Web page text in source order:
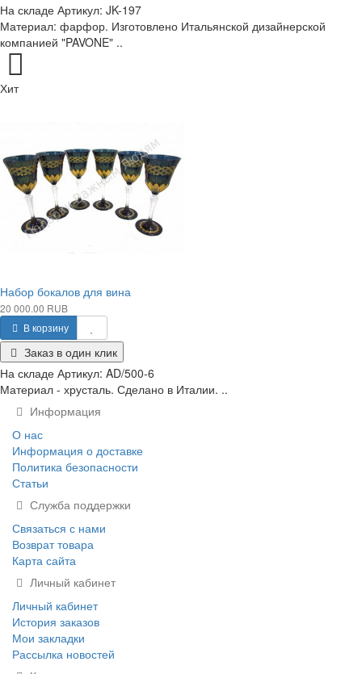
На складе Артикул: JK-197
Материал: фарфор. Изготовлено Итальянской дизайнерской
компанией "PAVONE" ..
Хит
Набор бокалов для вина
20 000.00 RUB
В корзину
Заказ в один клик
На складе Артикул: AD/500-6
Материал - хрусталь. Сделано в Италии. ..
Информация
О нас
Информация о доставке
Политика безопасности
Статьи
Служба поддержки
Связаться с нами
Возврат товара
Карта сайта
Личный кабинет
Личный кабинет
История заказов
Мои закладки
Рассылка новостей